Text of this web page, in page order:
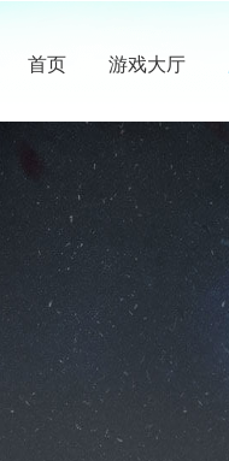
首页 游戏大厅